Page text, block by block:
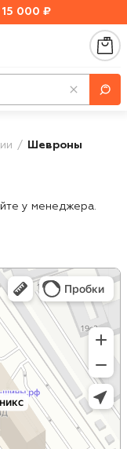
15 000 ₽
Шевроны
у менеджера.